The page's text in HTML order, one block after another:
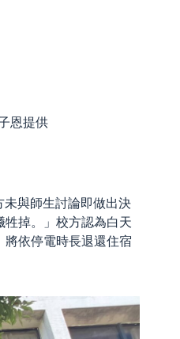
恩提供
與師生討論即做出決
掉。」校方認為白天
依停電時長退還住宿